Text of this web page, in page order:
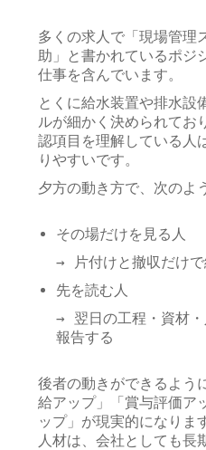
多くの求人で「現場管理
助」と書かれているポジ
仕事を含んでいます。
とくに給水装置や排水設
ルが細かく決められてお
認項目を理解している人
りやすいです。
夕方の動き方で、次のよ
その場だけを見る人
→ 片付けと撤収だけで
先を読む人
→ 翌日の工程・資材
報告する
後者の動きができるよう
給アップ」「賞与評価ア
ップ」が現実的になりま
人材は、会社としても長